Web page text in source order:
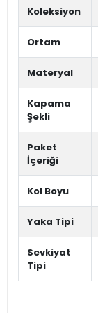
Koleksiyon
Ortam
Materyal
Kapama
Şekli
Paket
İçeriği
Kol Boyu
Yaka Tipi
Sevkiyat
Tipi